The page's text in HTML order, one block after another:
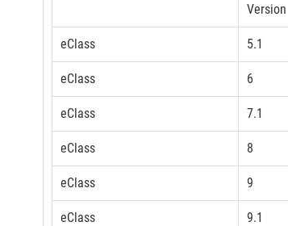
Version
eClass 5.1
eClass 6
eClass 7.1
eClass 8
eClass 9
eClass 9.1